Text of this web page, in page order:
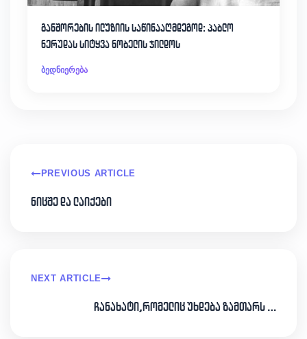
განშორების ილუზიის საწინააღმდეგოდ: პაბლო
ნერუდას სიტყვა ნობელის ჯილდოს
ბედნიერება
PREVIOUS ARTICLE
ნიცშე და ლაიქები
NEXT ARTICLE
ჩანახატი,რომელიც უხდება ზამთარს …